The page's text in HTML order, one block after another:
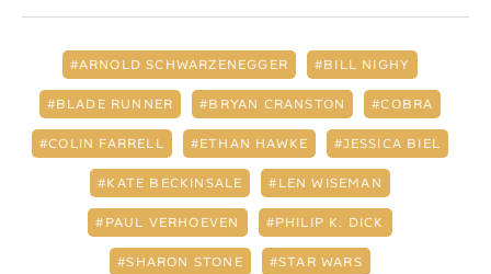
ARNOLD SCHWARZENEGGER BILL NIGHY
BLADE RUNNER BRYAN CRANSTON COBRA
COLIN FARRELL ETHAN HAWKE JESSICA BIEL
KATE BECKINSALE LEN WISEMAN
PAUL VERHOEVEN PHILIP K. DICK
SHARON STONE STAR WARS